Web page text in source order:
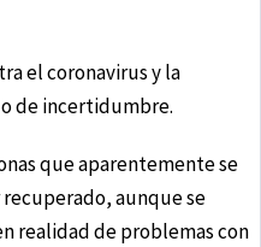
el coronavirus y la
de incertidumbre.
que aparentemente se
aunque se
realidad de problemas con